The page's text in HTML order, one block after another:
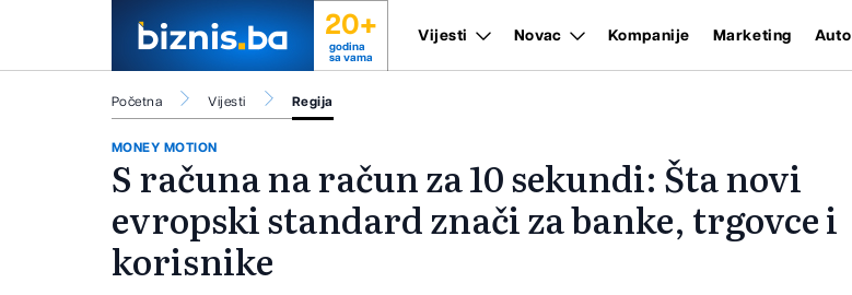
20+
godina
sa vama
Vijesti Novac Kompanije Marketing Auto
Početna Vijesti Regija
MONEY MOTION
S računa na račun za 10 sekundi: Šta novi
evropski standard znači za banke, trgovce i
korisnike